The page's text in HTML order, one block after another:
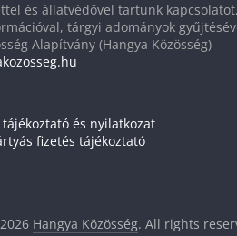
és állatvédővel tartunk
tárgyi adományok
Alapítvány (Hangya Közösség)
és nyilatkozat
fizetés tájékoztató
Hangya Közösség. All rights